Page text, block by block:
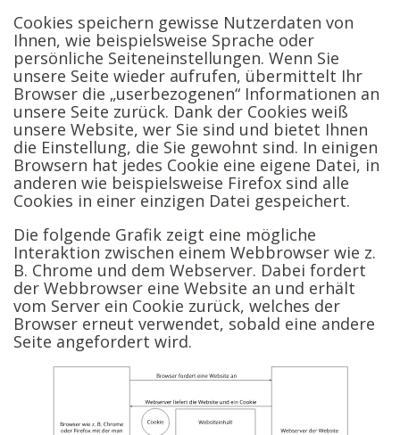
Cookies speichern gewisse Nutzerdaten von
Ihnen, wie beispielsweise Sprache oder
persönliche Seiteneinstellungen. Wenn Sie
unsere Seite wieder aufrufen, übermittelt Ihr
Browser die „userbezogenen“ Informationen an
unsere Seite zurück. Dank der Cookies weiß
unsere Website, wer Sie sind und bietet Ihnen
die Einstellung, die Sie gewohnt sind. In einigen
Browsern hat jedes Cookie eine eigene Datei, in
anderen wie beispielsweise Firefox sind alle
Cookies in einer einzigen Datei gespeichert.
Die folgende Grafik zeigt eine mögliche
Interaktion zwischen einem Webbrowser wie z.
B. Chrome und dem Webserver. Dabei fordert
der Webbrowser eine Website an und erhält
vom Server ein Cookie zurück, welches der
Browser erneut verwendet, sobald eine andere
Seite angefordert wird.